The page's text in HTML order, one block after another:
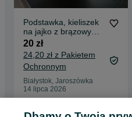
Podstawka, kieliszek
na jajko z brązowym
zdobieniem
20 zł
24,20 zł z Pakietem
Ochronnym
Białystok, Jaroszówka
14 lipca 2026